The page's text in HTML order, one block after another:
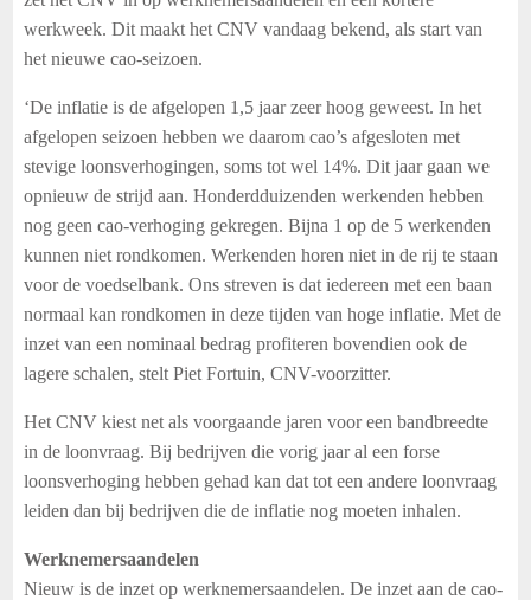
werkweek. Dit maakt het CNV vandaag bekend, als start van
het nieuwe cao-seizoen.
‘De inflatie is de afgelopen 1,5 jaar zeer hoog geweest. In het
afgelopen seizoen hebben we daarom cao’s afgesloten met
stevige loonsverhogingen, soms tot wel 14%. Dit jaar gaan we
opnieuw de strijd aan. Honderdduizenden werkenden hebben
nog geen cao-verhoging gekregen. Bijna 1 op de 5 werkenden
kunnen niet rondkomen. Werkenden horen niet in de rij te staan
voor de voedselbank. Ons streven is dat iedereen met een baan
normaal kan rondkomen in deze tijden van hoge inflatie. Met de
inzet van een nominaal bedrag profiteren bovendien ook de
lagere schalen, stelt Piet Fortuin, CNV-voorzitter.
Het CNV kiest net als voorgaande jaren voor een bandbreedte
in de loonvraag. Bij bedrijven die vorig jaar al een forse
loonsverhoging hebben gehad kan dat tot een andere loonvraag
leiden dan bij bedrijven die de inflatie nog moeten inhalen.
Werknemersaandelen
Nieuw is de inzet op werknemersaandelen. De inzet aan de cao-